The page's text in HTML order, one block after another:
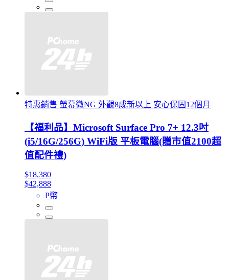
特惠銷售 螢幕微NG 外觀8成新以上 安心保固12個月
【福利品】Microsoft Surface Pro 7+ 12.3吋
(i5/16G/256G) WiFi版 平板電腦(贈市值2100超
值配件禮)
$18,380
$42,888
P幣